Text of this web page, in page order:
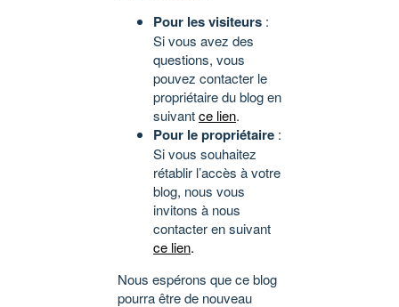
Pour les visiteurs :
Si vous avez des
questions, vous
pouvez contacter le
propriétaire du blog en
suivantce lien.
Pour le propriétaire :
Si vous souhaitez
rétablir l’accès à votre
blog, nous vous
invitons à nous
contacter en suivant
ce lien.
Nous espérons que ce blog
pourra être de nouveau